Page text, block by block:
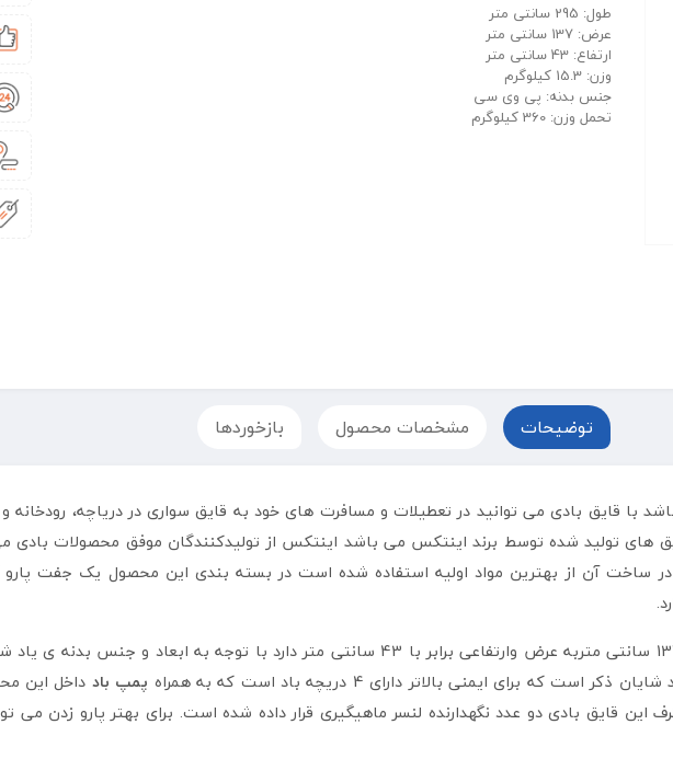
طول: 295 سانتی متر
عرض: 137 سانتی متر
ارتفاع: 43 سانتی متر
وزن: 15.3 کیلوگرم
جنس بدنه: پی وی سی
تحمل وزن: 360 کیلوگرم
توضیحات مشخصات محصول بازخوردها
با قایق بادی می توانید در تعطیلات و مسافرت های خود به قایق سواری در دریاچه،
آن از بهترین مواد اولیه استفاده شده است در بسته بندی این محصول یک جفت
پمپ باد داخل این
دو طرف این قایق بادی دو عدد نگهدارنده لنسر ماهیگیری قرار داده شده است. برای بهتر پارو زدن